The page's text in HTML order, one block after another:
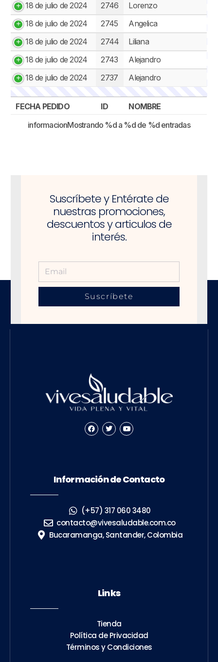
18 de julio de 2024
2746
Lorenzo
18 de julio de 2024
2745
Angelica
18 de julio de 2024
2744
Liliana
18 de julio de 2024
2743
Alejandro
18 de julio de 2024
2737 Alejandro
FECHA PEDIDO ID
NOMBRE
informacionMostrando %d a %d de %d entradas
Suscríbete y Entérate de
nuestras promociones,
descuentos y articulos de
interés.
Suscríbete
Información de Contacto
(+57) 317 060 3480
contacto@vivesaludable.com.co
Bucaramanga, Santander, Colombia
Links
Tienda
Política de Privacidad
Términos y Condiciones